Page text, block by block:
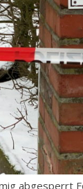
abgesperrt